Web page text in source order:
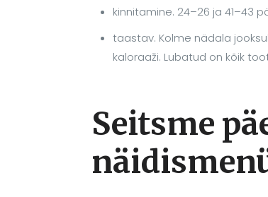
kinnitamine. 24–26 ja 41–43
taastav. Kolme nädala
kaloraaži. Lubatud on kõik
Seitsme